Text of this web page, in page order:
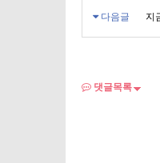
다음글 지
댓글목록